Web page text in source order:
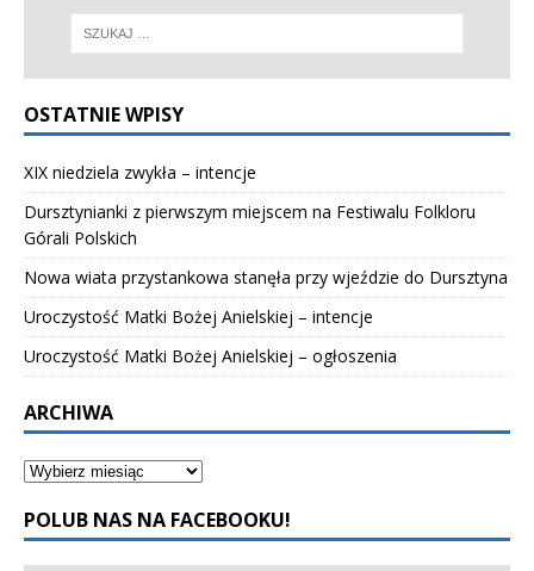
OSTATNIE WPISY
XIX niedziela zwykła – intencje
Dursztynianki z pierwszym miejscem na Festiwalu Folkloru
Górali Polskich
Nowa wiata przystankowa stanęła przy wjeździe do Dursztyna
Uroczystość Matki Bożej Anielskiej – intencje
Uroczystość Matki Bożej Anielskiej – ogłoszenia
ARCHIWA
POLUB NAS NA FACEBOOKU!